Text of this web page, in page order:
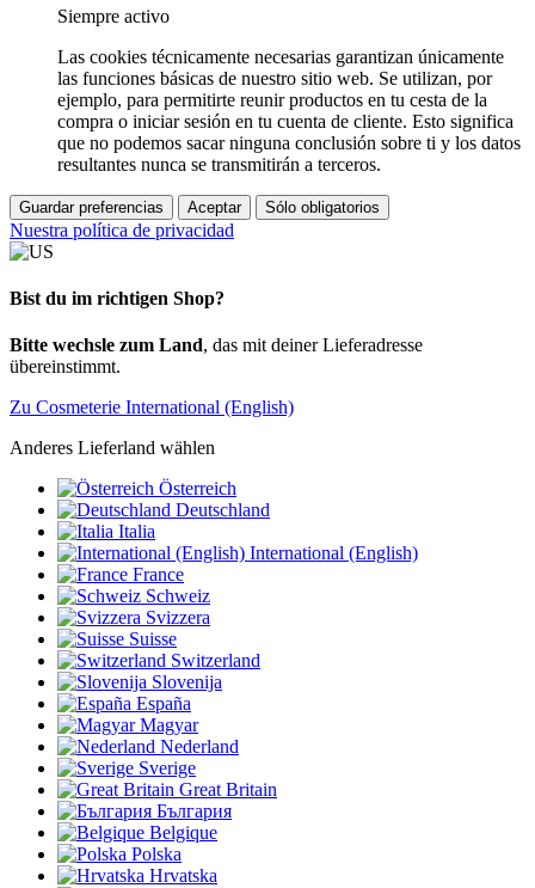
Siempre activo
Las cookies técnicamente necesarias garantizan únicamente
las funciones básicas de nuestro sitio web. Se utilizan, por
ejemplo, para permitirte reunir productos en tu cesta de la
compra o iniciar sesión en tu cuenta de cliente. Esto significa
que no podemos sacar ninguna conclusión sobre ti y los datos
resultantes nunca se transmitirán a terceros.
Guardar preferencias Aceptar Sólo obligatorios
Nuestra política de privacidad
Bist du im richtigen Shop?
Bitte wechsle zum Land, das mit deiner Lieferadresse
übereinstimmt.
Zu Cosmeterie International (English)
Anderes Lieferland wählen
Österreich
Deutschland
Italia
International (English)
France
Schweiz
Svizzera
Suisse
Switzerland
Slovenija
España
Magyar
Nederland
Sverige
Great Britain
България
Belgique
Polska
Hrvatska